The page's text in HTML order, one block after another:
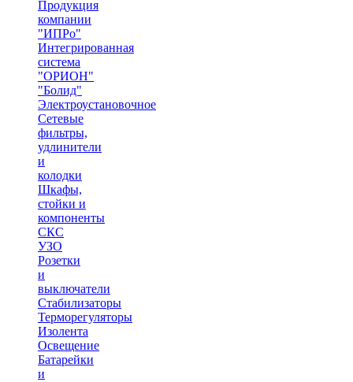
Продукция
компании
"ИПРо"
Интегрированная
система
"ОРИОН"
"Болид"
Электроустановочное
Сетевые
фильтры,
удлинители
и
колодки
Шкафы,
стойки и
компоненты
СКС
УЗО
Розетки
и
выключатели
Стабилизаторы
Терморегуляторы
Изолента
Освещение
Батарейки
и